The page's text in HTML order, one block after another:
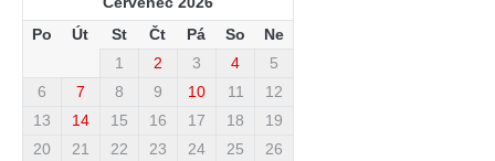
Po
Út St Čt Pá So Ne
1 2 3 4
5
6
7 8 9 10 11
12
13
14 15 16 17 18
19
20
21 22 23 24 25
26